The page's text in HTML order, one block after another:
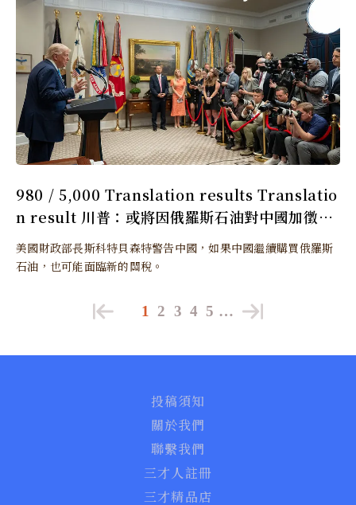
980 / 5,000 Translation results Translatio
n result 川普：或將因俄羅斯石油對中國加徵更
多關稅
美國財政部長斯科特貝森特警告中國，如果中國繼續購買俄羅斯
石油，也可能面臨新的關稅。
1 2 3 4 5 …
投稿須知
關於我們
聯繫我們
三才人註冊
三才精品店